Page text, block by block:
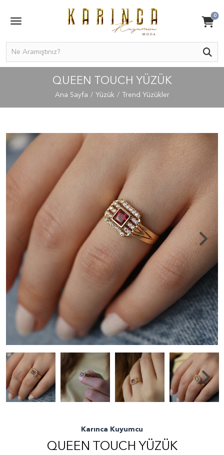
0
QUEEN TOUCH YÜZÜK
Ana Sayfa Yüzük Trend Yüzükler
Karınca Kuyumcu
QUEEN TOUCH YÜZÜK